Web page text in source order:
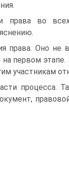
права во
права. Оно не
первом этапе.
участникам
процесса.